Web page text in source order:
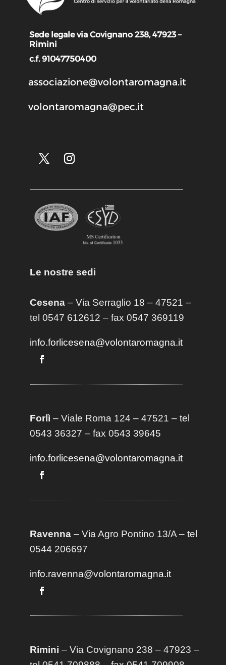
Sede legale via Covignano 238, 47923 –
Rimini
c.f. 91047750400
associazione@volontaromagna.it
volontaromagna@pec.it
Le nostre sedi
Cesena– Via Serraglio 18 – 47521 –
tel 0547 612612 – fax 0547 369119
info.forlicesena@volontaromagna.it
Forlì – Viale Roma 124 – 47521 – tel
0543 36327 – fax 0543 39645
info.forlicesena@volontaromagna.it
Ravenna– Via Agro Pontino 13/A– tel
0544 206697
info.ravenna@volontaromagna.it
Rimini – Via Covignano 238 – 47923 –